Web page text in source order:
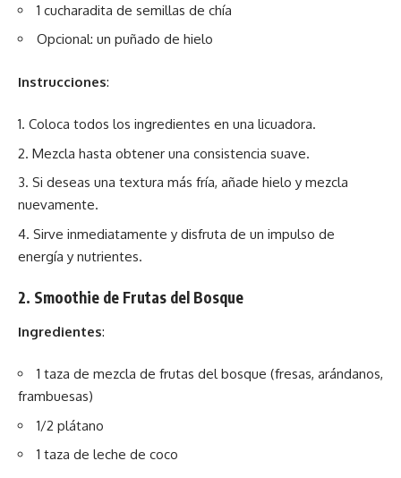
1 cucharadita de semillas de chía
Opcional: un puñado de hielo
Instrucciones:
Coloca todos los ingredientes en una licuadora.
Mezcla hasta obtener una consistencia suave.
Si deseas una textura más fría, añade hielo y mezcla
nuevamente.
Sirve inmediatamente y disfruta de un impulso de
energía y nutrientes.
2. Smoothie de Frutas del Bosque
Ingredientes:
1 taza de mezcla de frutas del bosque (fresas, arándanos,
frambuesas)
1/2 plátano
1 taza de leche de coco